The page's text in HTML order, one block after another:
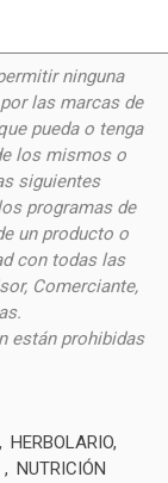
ninguna
las marcas de
pueda o tenga
los mismos o
siguientes
programas de
un producto o
con todas las
Comerciante,
están prohibidas
HERBOLARIO
NUTRICIÓN